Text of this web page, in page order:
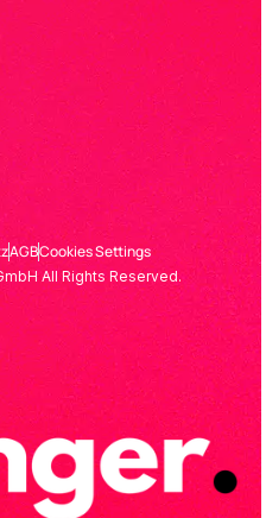
AGBCookies Settings
All Rights Reserved.